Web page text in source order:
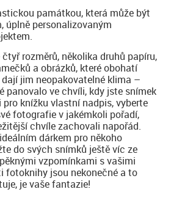
památkou, která může být
úplně personalizovaným
rozměrů, několika druhů papíru,
a obrázků, které obohatí
jim neopakovatelné klima –
panovalo ve chvíli, kdy jste snímek
knížku vlastní nadpis, vyberte
fotografie v jakémkoli pořadí,
chvíle zachovali napořád.
dárkem pro někoho
do svých snímků ještě víc ze
vzpomínkami s vašimi
fotoknihy jsou nekonečné a to
je vaše fantazie!